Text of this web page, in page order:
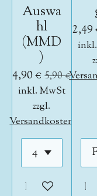
Auswa
hl
(MMD
)
4,90 € 5,90 €
inkl. MwSt
zzgl.
Versandkosten
In den
2,49
In